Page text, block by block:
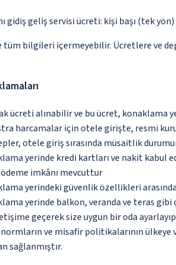
gidiş geliş servisi ücreti: kişi başı (tek yön)
tüm bilgileri içermeyebilir. Ücretlere ve
ücreti alınabilir ve bu ücret,
harcamalar için otele girişte, resmi
otele giriş sırasında müsaitlik
yerinde kredi kartları ve nakit kabul
imkânı mevcuttur
yerindeki güvenlik özellikleri
yerinde balkon, veranda ve teras
geçerek size uygun bir oda
ve misafir politikalarının
sağlanmıştır.